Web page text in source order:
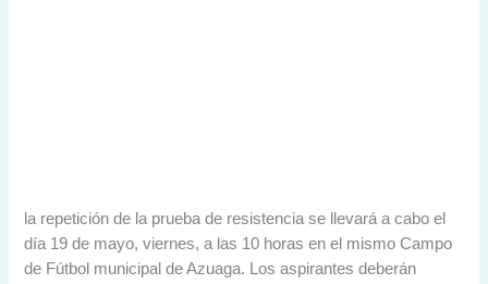
la repetición de la prueba de resistencia se llevará a cabo el
día 19 de mayo, viernes, a las 10 horas en el mismo Campo
de Fútbol municipal de Azuaga. Los aspirantes deberán